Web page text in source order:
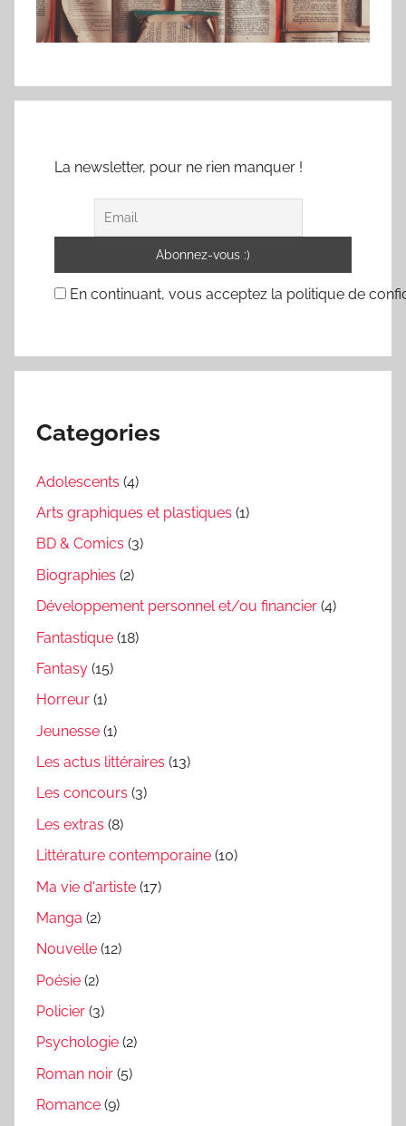
La newsletter, pour ne rien manquer !
En continuant, vous acceptez la politique de
Categories
Adolescents (4)
Arts graphiques et plastiques (1)
BD & Comics (3)
Biographies (2)
Développement personnel et/ou financier (4)
Fantastique (18)
Fantasy (15)
Horreur (1)
Jeunesse (1)
Les actus littéraires (13)
Les concours (3)
Les extras (8)
Littérature contemporaine (10)
Ma vie d'artiste (17)
Manga (2)
Nouvelle (12)
Poésie (2)
Policier (3)
Psychologie (2)
Roman noir (5)
Romance (9)